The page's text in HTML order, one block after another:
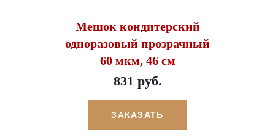
Мешок кондитерский
одноразовый прозрачный
60 мкм, 46 см
831 руб.
ЗАКАЗАТЬ